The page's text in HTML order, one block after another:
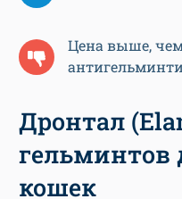
Цена выше,
Дронтал
гельминтов
кошек